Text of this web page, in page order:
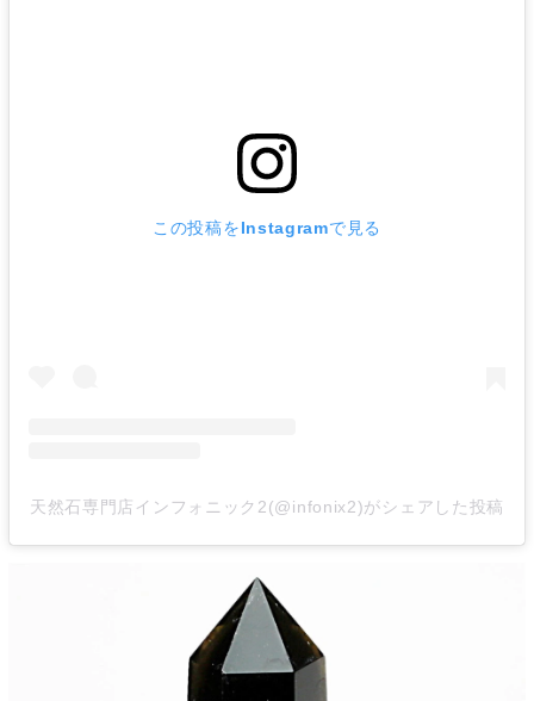
この投稿をInstagramで見る
天然石専門店インフォニック2(@infonix2)がシェアした投稿